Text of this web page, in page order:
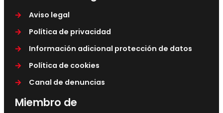
Aviso legal
Política de privacidad
Información adicional protección de datos
Política de cookies
Canal de denuncias
Miembro de